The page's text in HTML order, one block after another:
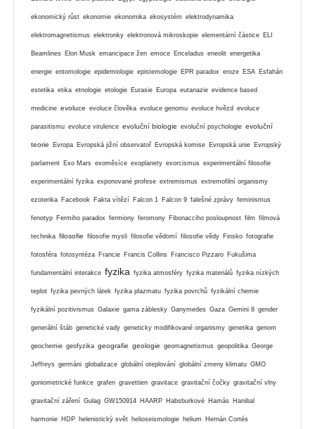
ekonomický růst ekonomie ekonomika ekosystém elektrodynamika
elektromagnetismus elektronky elektronová mikroskopie elementární částice ELI
Beamlines Elon Musk emancipace žen emoce Enceladus eneolit energetika
energie entomologie epidemiologie epistemologie EPR paradox eroze ESA Esfahán
estetika etika etnologie etologie Eurasie Europa eutanazie evidence based
medicine evoluce evoluce člověka evoluce genomu evoluce hvězd evoluce
parasitismu evoluce virulence evoluční biologie evoluční psychologie evoluční
teorie Evropa Evropská jižní observatoř Evropská komise Evropská unie Evropský
parlament Exo Mars exoměsíce exoplanety exorcismus experimentální filosofie
experimentální fyzika exponované profese extremismus extremofilní organismy
ezoterika Facebook Fakta vítězí Falcon 1 Falcon 9 falešné zprávy feminismus
fenotyp Fermiho paradox fermiony feromony Fibonacciho posloupnost film filmová
technika filosofie filosofie mysli filosofie vědomí filosofie vědy Finsko fotografie
fotosféra fotosyntéza Francie Francis Collins Francisco Pizzaro Fukušima
fundamentální interakce fyzika fyzika atmosféry fyzika materiálů fyzika nízkých
teplot fyzika pevných látek fyzika plazmatu fyzika povrchů fyzikální chemie
fyzikální pozitivismus Galaxie gama záblesky Ganymedes Gaza Gemini 8 gender
generální štáb genetické vady geneticky modifikované organismy genetika genom
geochemie geofyzika geografie geologie geomagnetismus geopolitika George
Jeffreys germáni globalizace globální oteplování globální zmeny klimatu GMO
goniometrické funkce grafen gravettien gravitace gravitační čočky gravitační vlny
gravitační záření Gulag GW150914 HAARP Habsburkové Hamás Hanibal
harmonie HDP helenistický svět helioseismologie helium Hernán Cortés